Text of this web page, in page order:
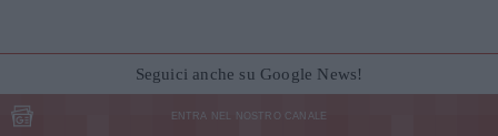
Seguici anche su Google News!
ENTRA NEL NOSTRO CANALE